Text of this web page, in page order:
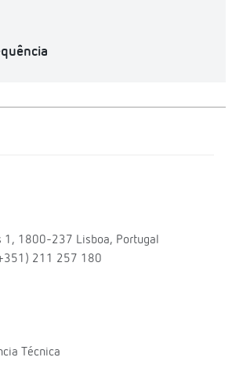
1, 1800-237 Lisboa, Portugal
211 257 180
Técnica